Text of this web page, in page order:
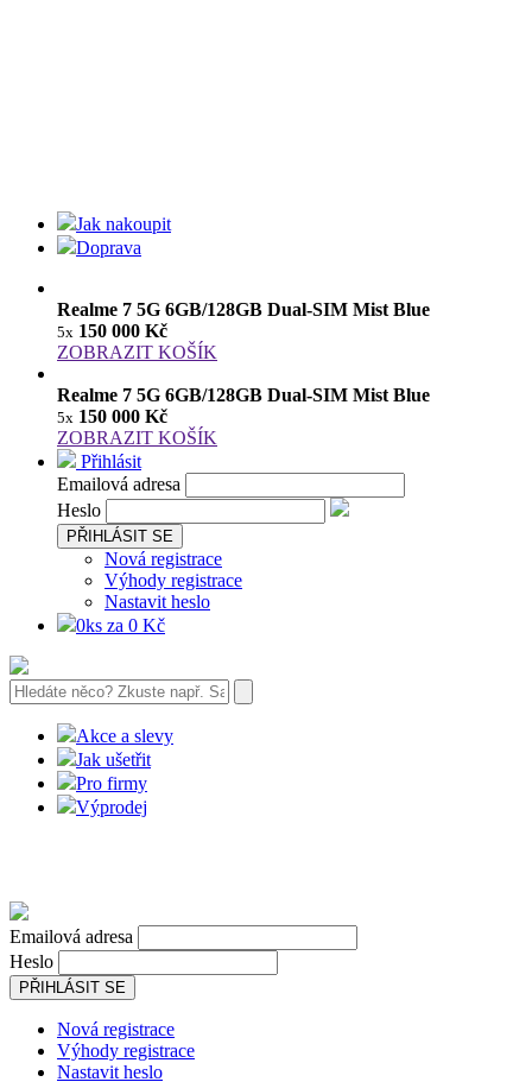
Jak nakoupit
Doprava
Realme 7 5G 6GB/128GB Dual-SIM Mist Blue
5x 150 000 Kč
ZOBRAZIT KOŠÍK
Realme 7 5G 6GB/128GB Dual-SIM Mist Blue
5x 150 000 Kč
ZOBRAZIT KOŠÍK
Přihlásit
Emailová adresa
Heslo
PŘIHLÁSIT SE
Nová registrace
Výhody registrace
Nastavit heslo
0ks za 0 Kč
Akce a slevy
Jak ušetřit
Pro firmy
Výprodej
Emailová adresa
Heslo
PŘIHLÁSIT SE
Nová registrace
Výhody registrace
Nastavit heslo